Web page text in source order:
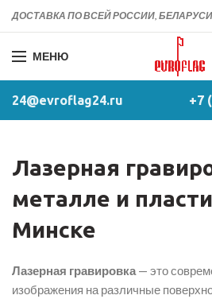
ДОСТАВКА ПО ВСЕЙ РОССИИ, БЕЛАРУСИ
МЕНЮ
24@evroflag24.ru +7
Лазерная
металле и
Минске
Лазерная гравировка — это
изображения на различные